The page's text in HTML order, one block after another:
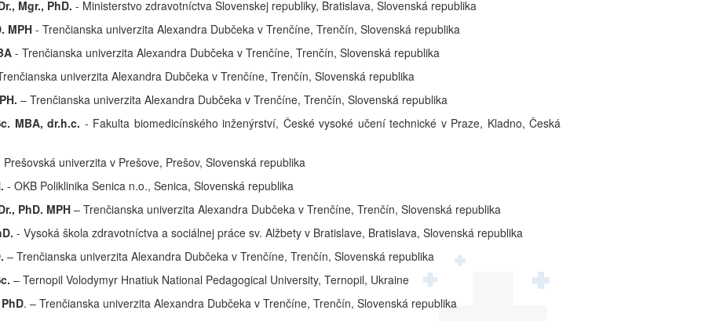
Mgr., PhD. - Ministerstvo zdravotníctva Slovenskej republiky, Bratislava, Slovenská republika
MPH - Trenčianska univerzita Alexandra Dubčeka v Trenčíne, Trenčín, Slovenská republika
- Trenčianska univerzita Alexandra Dubčeka v Trenčíne, Trenčín, Slovenská republika
univerzita Alexandra Dubčeka v Trenčíne, Trenčín, Slovenská republika
– Trenčianska univerzita Alexandra Dubčeka v Trenčíne, Trenčín, Slovenská republika
MBA, dr.h.c. - Fakulta biomedicínského inženýrství, České vysoké učení technické v Praze, Kladno, Česká
Prešovská univerzita v Prešove, Prešov, Slovenská republika
- OKB Poliklinika Senica n.o., Senica, Slovenská republika
PhD. MPH – Trenčianska univerzita Alexandra Dubčeka v Trenčíne, Trenčín, Slovenská republika
- Vysoká škola zdravotníctva a sociálnej práce sv. Alžbety v Bratislave, Bratislava, Slovenská republika
– Trenčianska univerzita Alexandra Dubčeka v Trenčíne, Trenčín, Slovenská republika
– Ternopil Volodymyr Hnatiuk National Pedagogical University, Ternopil, Ukraine
PhD. – Trenčianska univerzita Alexandra Dubčeka v Trenčíne, Trenčín, Slovenská republika